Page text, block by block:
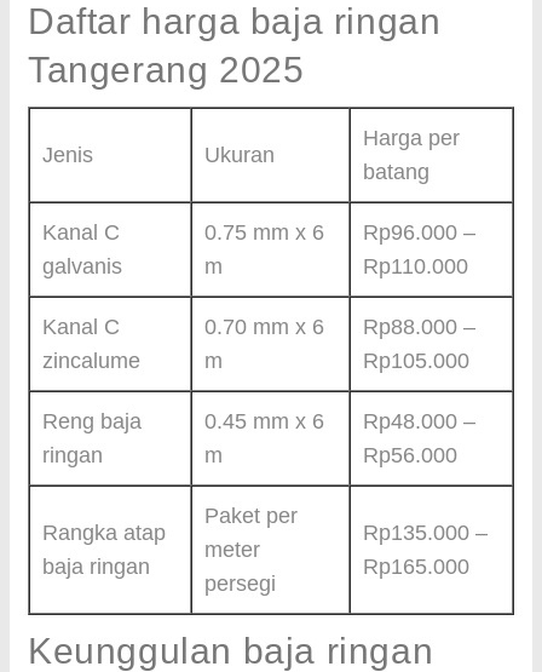
Daftar harga baja ringan
Tangerang 2025
Jenis Ukuran
Harga per
batang
Kanal C
galvanis
0.75 mm x 6
m
Rp96.000 –
Rp110.000
Kanal C
zincalume
0.70 mm x 6
m
Rp88.000 –
Rp105.000
Reng baja
ringan
0.45 mm x 6
m
Rp48.000 –
Rp56.000
Rangka atap
baja ringan
Paket per
meter
persegi
Rp135.000 –
Rp165.000
Keunggulan baja ringan